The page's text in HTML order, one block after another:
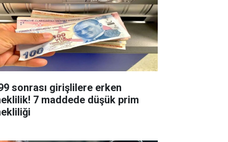
sonrası girişlilere erken
7 maddede düşük prim